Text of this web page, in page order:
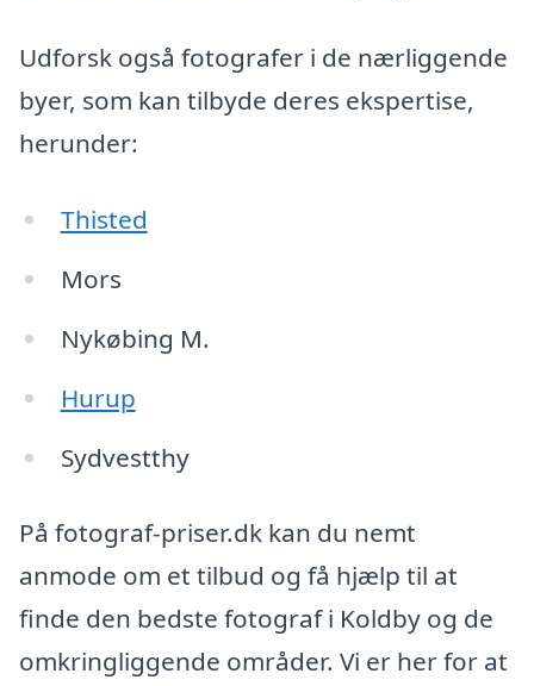
Udforsk også fotografer i de nærliggende
byer, som kan tilbyde deres ekspertise,
herunder:
Thisted
Mors
Nykøbing M.
Hurup
Sydvestthy
På fotograf-priser.dk kan du nemt
anmode om et tilbud og få hjælp til at
finde den bedste fotograf i Koldby og de
omkringliggende områder. Vi er her for at